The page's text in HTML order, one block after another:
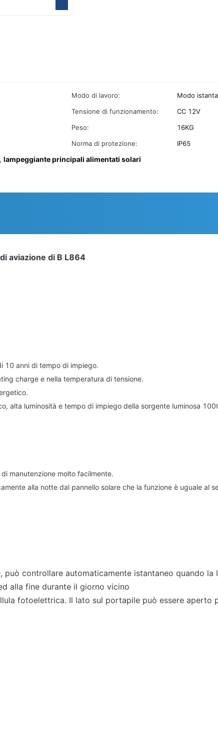
Modo di lavoro:
Modo
Tensione di funzionamento:
CC 12V
Peso:
16KG
Norma di protezione:
IP65
, lampeggiante principali alimentati solari
aviazione di B L864
10 anni di tempo di impiego.
charge e nella temperatura di tensione.
alta luminosità e tempo di impiego della sorgente luminosa
manutenzione molto facilmente.
alla notte dal pannello solare che la funzione è uguale al
controllare automaticamente istantaneo quando
alla fine durante il giorno vicino
fotoelettrica. Il lato sul portapile può essere aperto